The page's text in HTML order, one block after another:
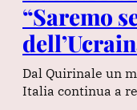
“Saremo
Dal Quirinale un
Italia continua a